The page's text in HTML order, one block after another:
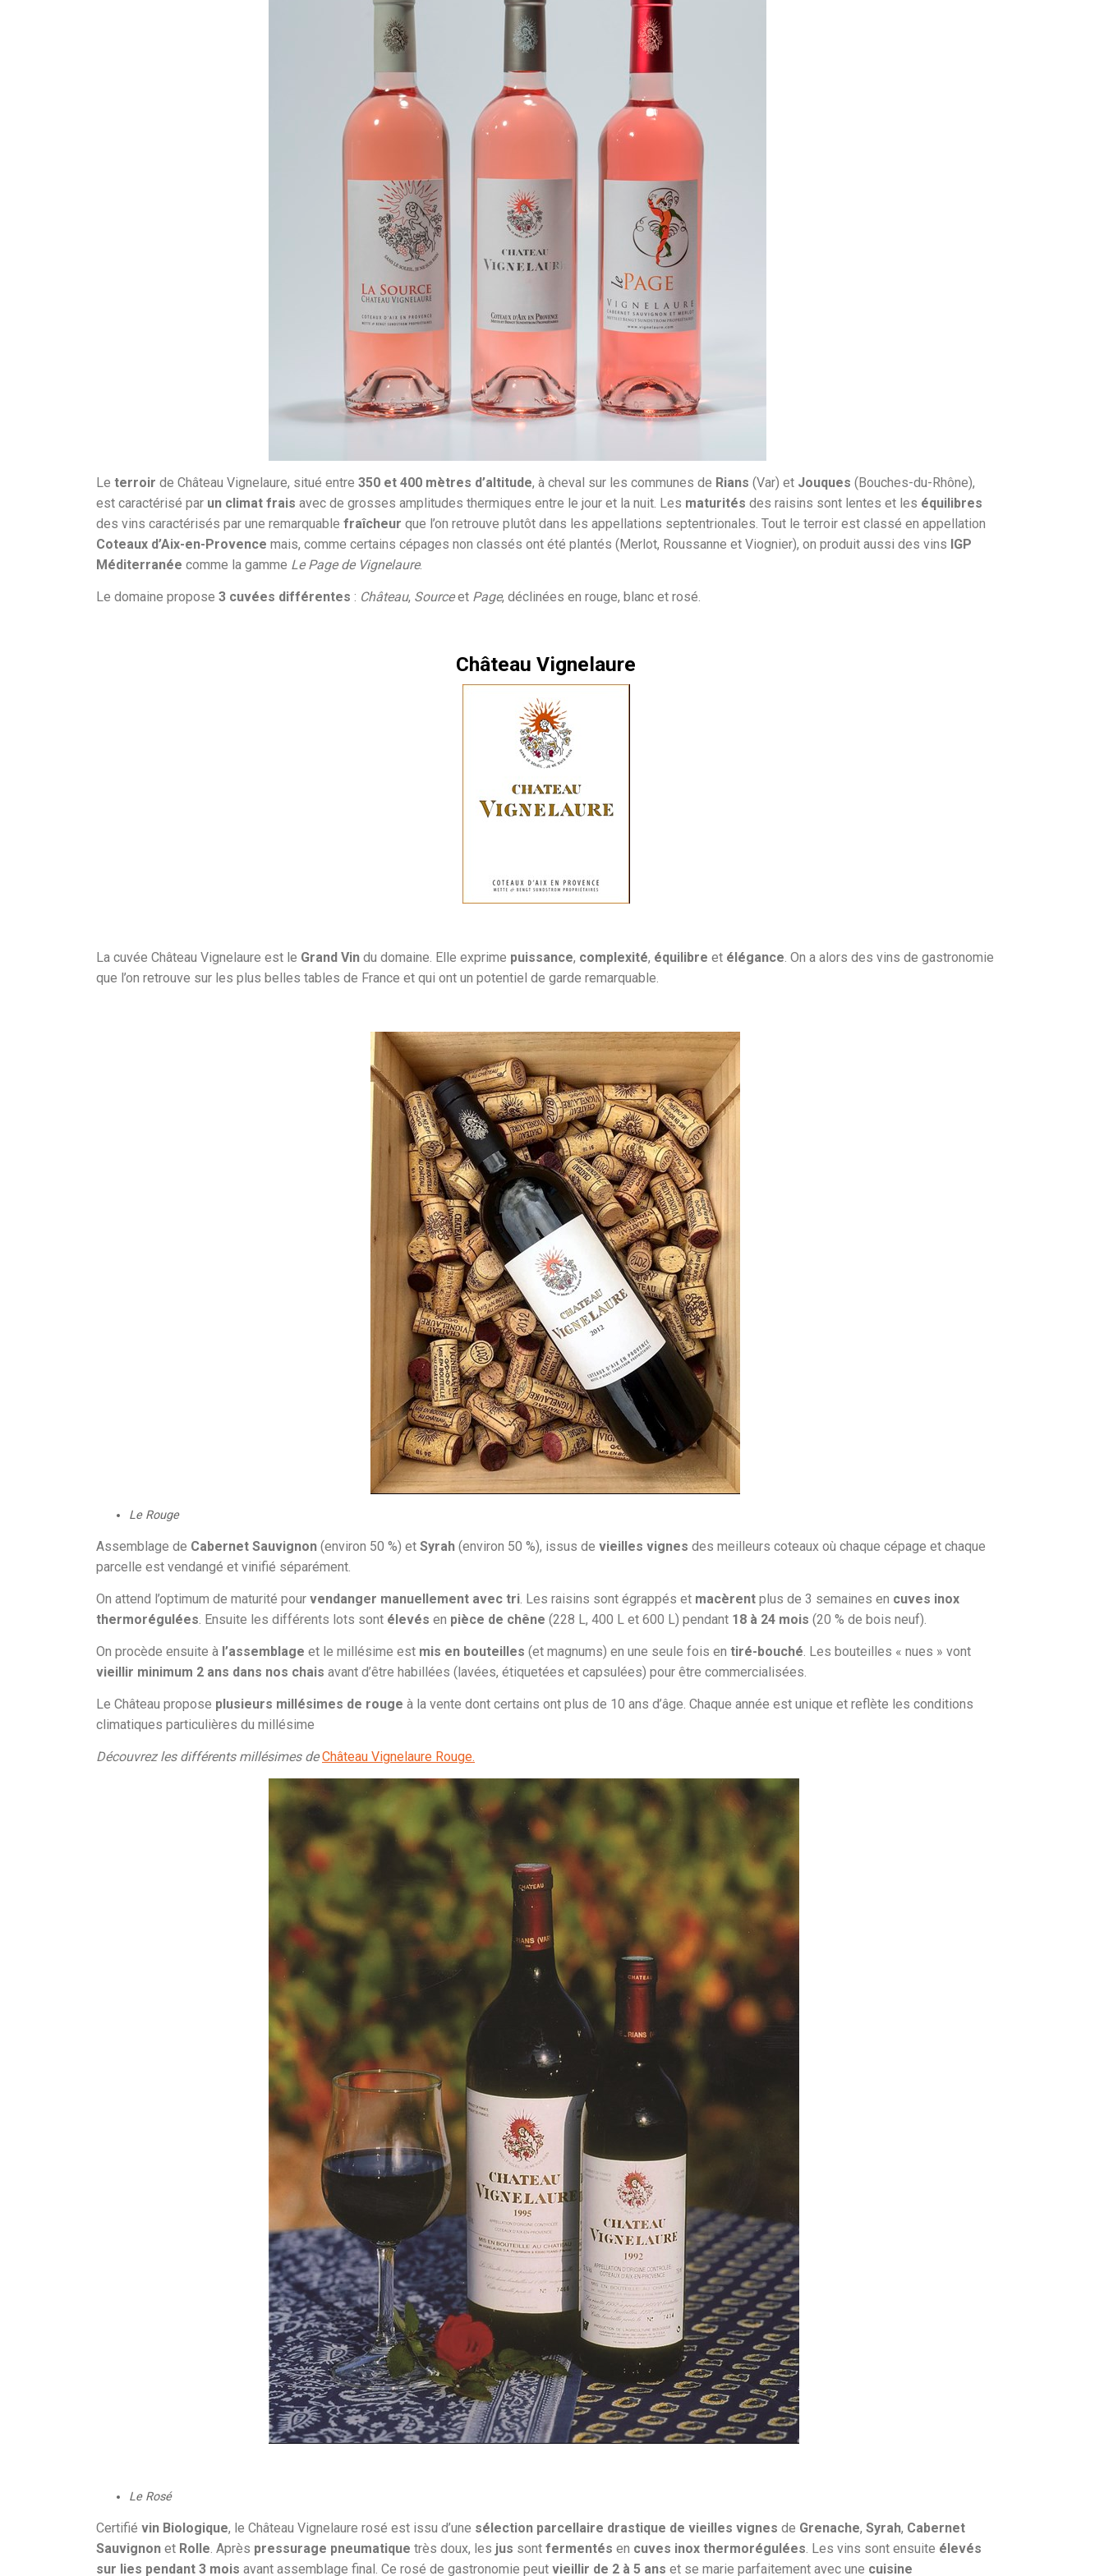
Le terroir de Château Vignelaure, situé entre 350 et 400 mètres d’altitude, à cheval sur les communes de Rians (Var) et Jouques (Bouches-du-Rhône),
est caractérisé par un climat frais avec de grosses amplitudes thermiques entre le jour et la nuit. Les maturités des raisins sont lentes et les équilibres
des vins caractérisés par une remarquable fraîcheur que l’on retrouve plutôt dans les appellations septentrionales. Tout le terroir est classé en appellation
Coteaux d’Aix-en-Provence mais, comme certains cépages non classés ont été plantés (Merlot, Roussanne et Viognier), on produit aussi des vins IGP
Méditerranée comme la gamme Le Page de Vignelaure.
Le domaine propose 3 cuvées différentes : Château, Sourceet Page, déclinées en rouge, blanc et rosé.
Château Vignelaure
La cuvée Château Vignelaure est le Grand Vin du domaine. Elle exprime puissance, complexité, équilibre et élégance. On a alors des vins de gastronomie
que l’on retrouve sur les plus belles tables de France et qui ont un potentiel de garde remarquable.
Le Rouge
Assemblage de Cabernet Sauvignon (environ 50 %) et Syrah (environ 50 %), issus de vieilles vignes des meilleurs coteaux où chaque cépage et chaque
parcelle est vendangé et vinifié séparément.
On attend l’optimum de maturité pour vendanger manuellement avec tri. Les raisins sont égrappés et macèrent plus de 3 semaines en cuves inox
thermorégulées. Ensuite les différents lots sont élevés en pièce de chêne (228 L, 400 L et 600 L) pendant 18 à 24 mois (20 % de bois neuf).
On procède ensuite à l’assemblage et le millésime est mis en bouteilles (et magnums) en une seule fois en tiré-bouché. Les bouteilles « nues » vont
vieillir minimum 2 ans dans nos chais avant d’être habillées (lavées, étiquetées et capsulées) pour être commercialisées.
Le Château propose plusieurs millésimes de rouge à la vente dont certains ont plus de 10 ans d’âge. Chaque année est unique et reflète les conditions
climatiques particulières du millésime
Découvrez les différents millésimes deChâteau Vignelaure Rouge.
Le Rosé
Certifié vin Biologique, le Château Vignelaure rosé est issu d’une sélection parcellaire drastique de vieilles vignes de Grenache, Syrah, Cabernet
Sauvignon et Rolle. Après pressurage pneumatique très doux, les jus sont fermentés en cuves inox thermorégulées. Les vins sont ensuite élevés
sur lies pendant 3 mois avant assemblage final. Ce rosé de gastronomie peut vieillir de 2 à 5 ans et se marie parfaitement avec une cuisine